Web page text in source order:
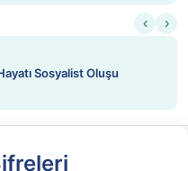
‹ ›
Oluşu